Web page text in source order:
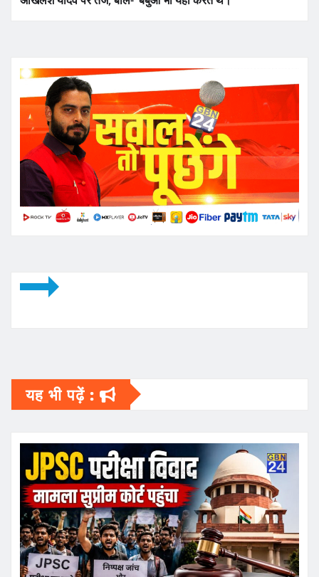
यह भी पढ़ें :